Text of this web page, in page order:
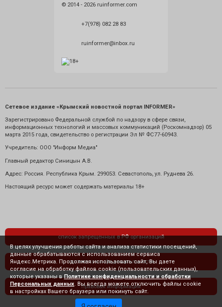
© 2014 - 2026 ruinformer.com
+7(978) 082 28 83
ruinformer@inbox.ru
Сетевое издание «Крымский новостной портал INFORMER»
Зарегистрировано Федеральной службой по надзору в сфере связи,
информационных технологий и массовых коммуникаций (Роскомнадзор) 05
марта 2015 года, свидетельство о регистрации Эл № ФС77-60943.
Учредитель: ООО "Информ Медиа"
Главный редактор Синицын А.В.
Адрес: Россия. Республика Крым. 299053. Севастополь, ул. Руднева 26.
Настоящий ресурс может содержать материалы 18+
список запрещенных в РФ организаций
политика конфиденциальности
правовая информация
В целях улучшения работы сайта и анализа статистики посещений,
данные обрабатываются с использованием сервиса
Яндекс.Метрика. Продолжая использовать сайт, Вы даете
согласие на обработку файлов cookie (пользовательских данных),
которые указаны в Политике конфиденциальности и обработки
Персональных данных . Вы всегда можете отключить файлы cookie
в настройках Вашего браузера или покинуть сайт.